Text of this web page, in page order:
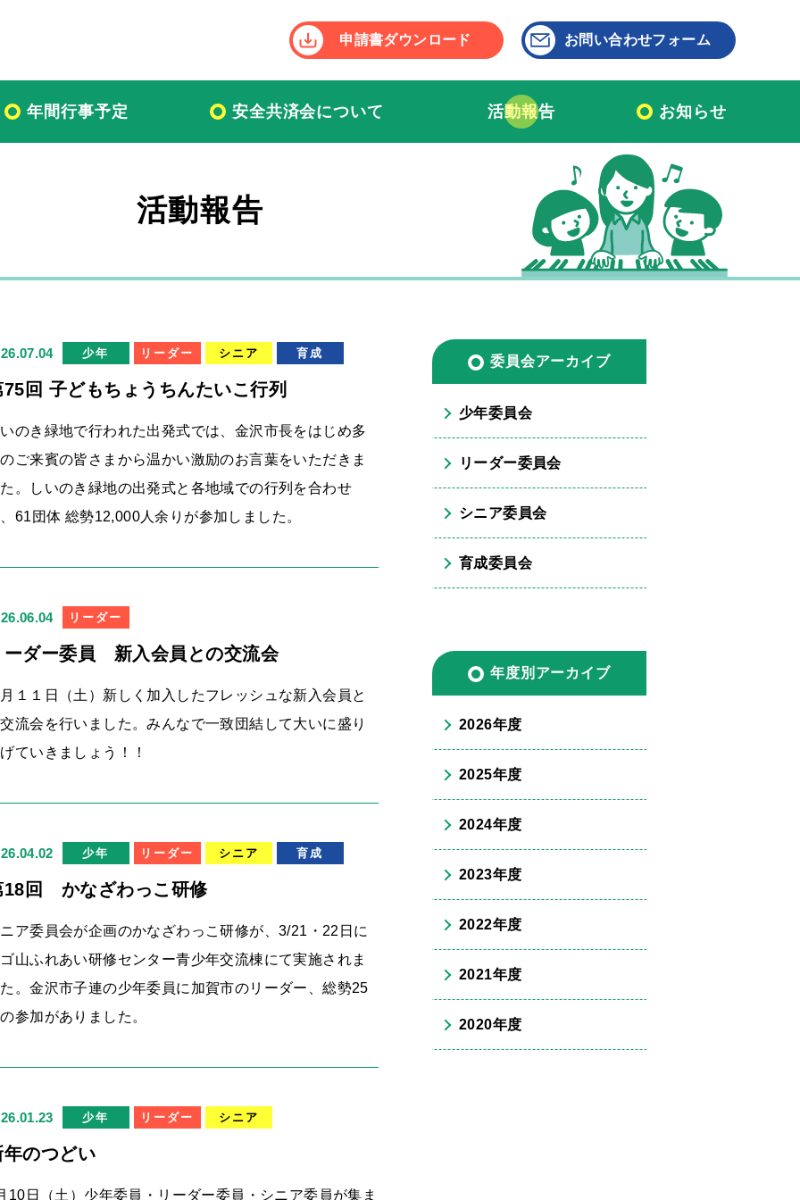
申請書ダウンロード お問い合わせフォーム
年間行事予定 安全共済会について 活動報告 お知らせ
活動報告
少年 リーダー シニア 育成
75回 子どもちょうちんたいこ行列
のき緑地で行われた出発式では、金沢市長をはじめ多
ご来賓の皆さまから温かい激励のお言葉をいただきま
。しいのき緑地の出発式と各地域での行列を合わせ
61団体 総勢12,000人余りが参加しました。
リーダー
ーダー委員 新入会員との交流会
１１日（土）新しく加入したフレッシュな新入会員と
流会を行いました。みんなで一致団結して大いに盛り
ていきましょう！！
少年 リーダー シニア 育成
18回 かなざわっこ研修
ア委員会が企画のかなざわっこ研修が、3/21・22日に
山ふれあい研修センター青少年交流棟にて実施されま
。金沢市子連の少年委員に加賀市のリーダー、総勢25
参加がありました。
少年 リーダー シニア
年のつどい
10日（土）少年委員・リーダー委員・シニア委員が集ま
委員会アーカイブ
少年委員会
リーダー委員会
シニア委員会
育成委員会
年度別アーカイブ
2026年度
2025年度
2024年度
2023年度
2022年度
2021年度
2020年度